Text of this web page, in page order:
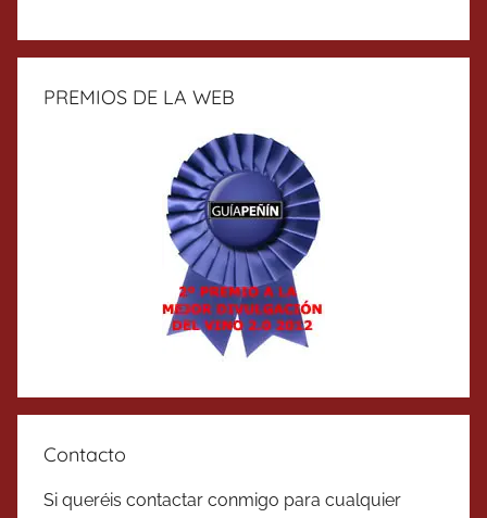
PREMIOS DE LA WEB
Contacto
Si queréis contactar conmigo para cualquier